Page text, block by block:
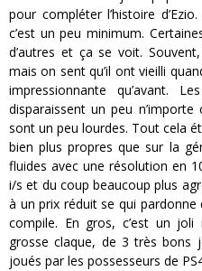
pour compléter l’histoire
c’est un peu minimum.
d’autres et ça se voit.
mais on sent qu’il ont vieilli
impressionnante qu’avant.
disparaissent un peu
sont un peu lourdes. Tout cela
bien plus propres que sur la
fluides avec une résolution en
i/s et du coup beaucoup plus
à un prix réduit se qui
compile. En gros, c’est un
grosse claque, de 3 très bons
joués par les possesseurs de